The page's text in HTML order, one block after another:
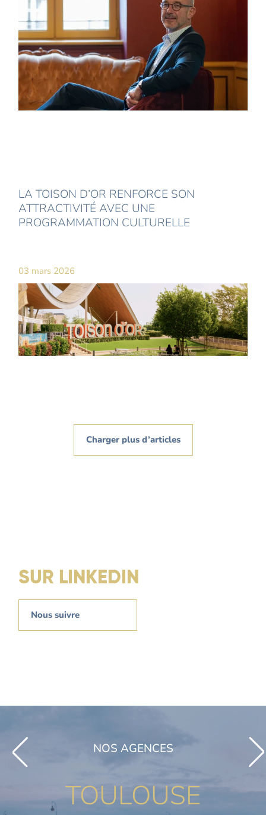
LA TOISON D’OR RENFORCE SON
ATTRACTIVITÉ AVEC UNE
PROGRAMMATION CULTURELLE
03 mars 2026
Charger plus d’articles
SUR LINKEDIN
Nous suivre
NOS AGENCES
TOULOUSE